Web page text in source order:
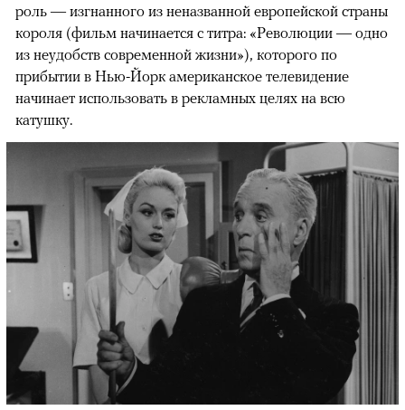
роль — изгнанного из неназванной европейской страны
короля (фильм начинается с титра: «Революции — одно
из неудобств современной жизни»), которого по
прибытии в Нью-Йорк американское телевидение
начинает использовать в рекламных целях на всю
катушку.